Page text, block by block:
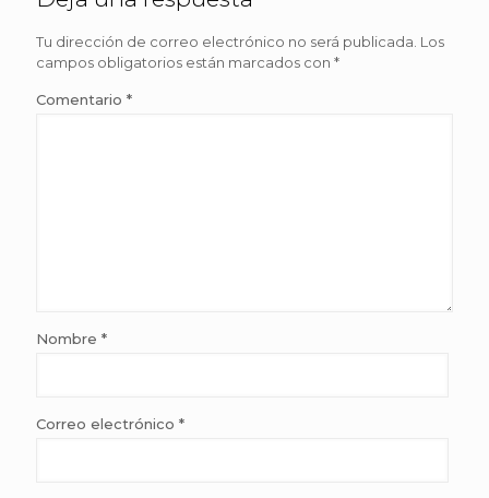
Tu dirección de correo electrónico no será publicada. Los
campos obligatorios están marcados con *
Comentario *
Nombre *
Correo electrónico *